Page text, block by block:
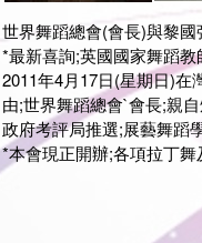
世界舞蹈總會(會長)與黎
*最新喜詢;英國國家舞蹈
2011年4月17日(星期日)在
由;世界舞蹈總會`會長;親
政府考評局推選;展藝舞蹈
*本會現正開辦;各項拉丁